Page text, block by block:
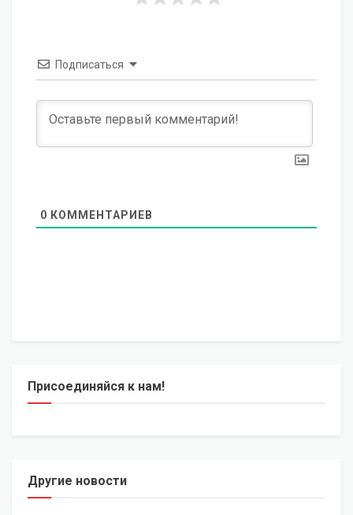
Подписаться
0 КОММЕНТАРИЕВ
Присоединяйся к нам!
Другие новости